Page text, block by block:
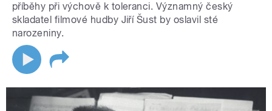
příběhy při výchově k toleranci. Významný český
skladatel filmové hudby Jiří Šust by oslavil sté
narozeniny.